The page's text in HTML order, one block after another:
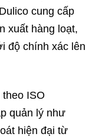
cung cấp
xuất hàng loạt,
độ chính xác lên
ISO
quản lý như
hiện đại từ